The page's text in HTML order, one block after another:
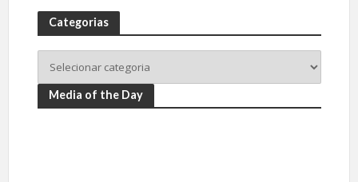
Categorias
Media of the Day